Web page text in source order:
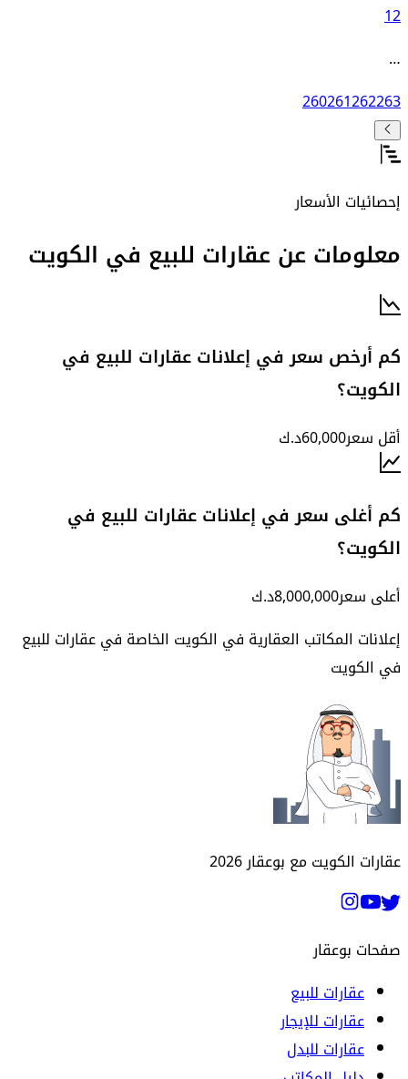
12
…
260261262263
إحصائيات الأسعار
معلومات عن عقارات للبيع في الكويت
كم أرخص سعر في إعلانات عقارات للبيع في
الكويت؟
أقل سعر60,000د.ك
كم أغلى سعر في إعلانات عقارات للبيع في
الكويت؟
أعلى سعر8,000,000د.ك
إعلانات المكاتب العقارية في الكويت الخاصة فيعقارات للبيع
في الكويت
عقارات الكويت مع بوعقار2026
صفحات بوعقار
عقارات للبيع
عقارات للإيجار
عقارات للبدل